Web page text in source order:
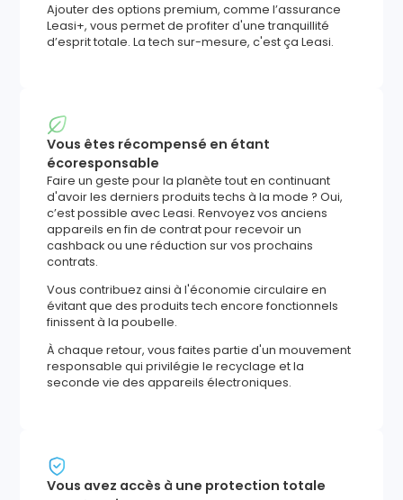
Ajouter des options premium, comme l’assurance
Leasi+, vous permet de profiter d'une tranquillité
d’esprit totale. La tech sur-mesure, c'est ça Leasi.
Vous êtes récompensé en étant
écoresponsable
Faire un geste pour la planète tout en continuant
d'avoir les derniers produits techs à la mode ? Oui,
c’est possible avec Leasi. Renvoyez vos anciens
appareils en fin de contrat pour recevoir un
cashback ou une réduction sur vos prochains
contrats.
Vous contribuez ainsi à l'économie circulaire en
évitant que des produits tech encore fonctionnels
finissent à la poubelle.
À chaque retour, vous faites partie d'un mouvement
responsable qui privilégie le recyclage et la
seconde vie des appareils électroniques.
Vous avez accès à une protection totale